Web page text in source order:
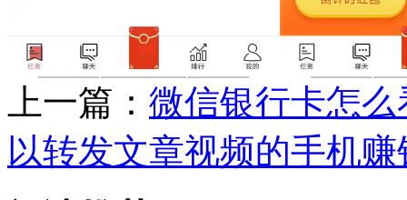
上一篇： 微信银行卡怎
以转发文章视频的手机